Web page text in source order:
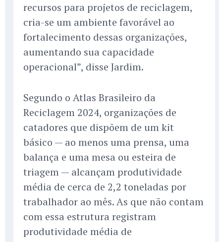
recursos para projetos de reciclagem,
cria-se um ambiente favorável ao
fortalecimento dessas organizações,
aumentando sua capacidade
operacional”, disse Jardim.
Segundo o Atlas Brasileiro da
Reciclagem 2024, organizações de
catadores que dispõem de um kit
básico — ao menos uma prensa, uma
balança e uma mesa ou esteira de
triagem — alcançam produtividade
média de cerca de 2,2 toneladas por
trabalhador ao mês. As que não contam
com essa estrutura registram
produtividade média de